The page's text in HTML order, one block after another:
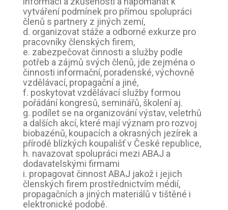
vytváření podmínek pro přímou spolupráci
členů s partnery z jiných zemí,
d. organizovat stáže a odborné exkurze pro
pracovníky členských firem,
e. zabezpečovat činnosti a služby podle
potřeb a zájmů svých členů, jde zejména o
činnosti informační, poradenské, výchovně
vzdělávací, propagační a jiné,
f. poskytovat vzdělávací služby formou
pořádání kongresů, seminářů, školení aj.
g. podílet se na organizování výstav, veletrhů
a dalších akcí, které mají význam pro rozvoj
biobazénů, koupacích a okrasných jezírek a
přírodě blízkých koupališť v České republice,
h. navazovat spolupráci mezi ABAJ a
dodavatelskými firmami
i. propagovat činnost ABAJ jakož i jejich
členských firem prostřednictvím médií,
propagačních a jiných materiálů v tištěné i
elektronické podobě.